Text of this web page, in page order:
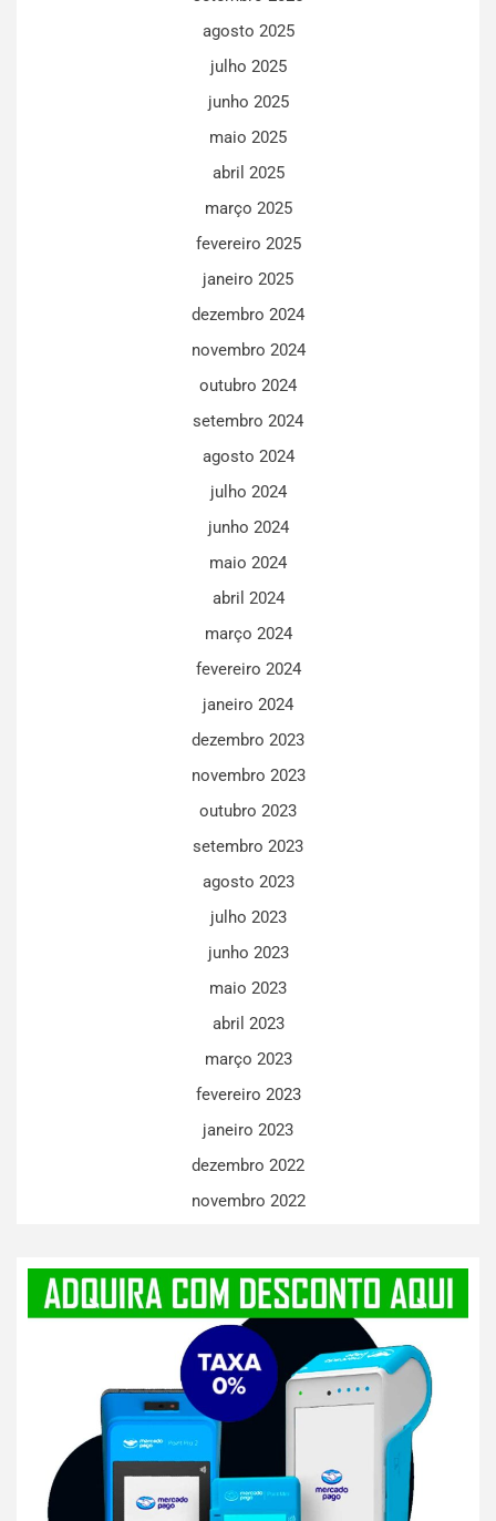
agosto 2025
julho 2025
junho 2025
maio 2025
abril 2025
março 2025
fevereiro 2025
janeiro 2025
dezembro 2024
novembro 2024
outubro 2024
setembro 2024
agosto 2024
julho 2024
junho 2024
maio 2024
abril 2024
março 2024
fevereiro 2024
janeiro 2024
dezembro 2023
novembro 2023
outubro 2023
setembro 2023
agosto 2023
julho 2023
junho 2023
maio 2023
abril 2023
março 2023
fevereiro 2023
janeiro 2023
dezembro 2022
novembro 2022